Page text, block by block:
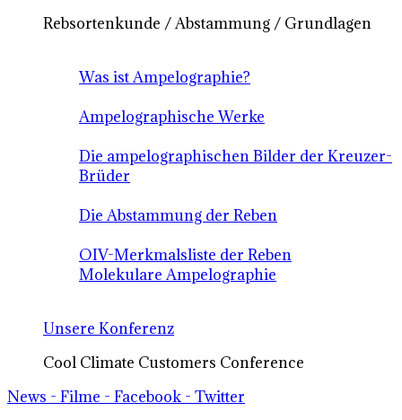
Rebsortenkunde / Abstammung / Grundlagen
Was ist Ampelographie?
Ampelographische Werke
Die ampelographischen Bilder der Kreuzer-
Brüder
Die Abstammung der Reben
OIV-Merkmalsliste der Reben
Molekulare Ampelographie
Unsere Konferenz
Cool Climate Customers Conference
News - Filme - Facebook - Twitter